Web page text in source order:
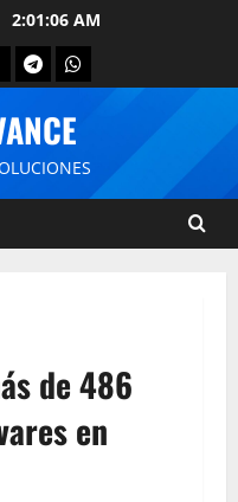
2:01:06 AM
de 486
en